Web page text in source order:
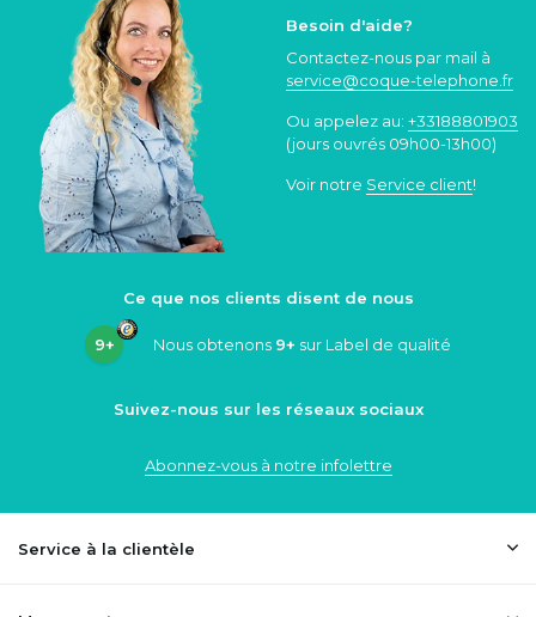
Besoin d'aide?
Contactez-nous par mail à
service@coque-telephone.fr
Ou appelez au: +33188801903
(jours ouvrés 09h00-13h00)
Voir notre Service client!
Ce que nos clients disent de nous
9+ Nous obtenons 9+ sur Label de qualité
Suivez-nous sur les réseaux sociaux
Abonnez-vous à notre infolettre
Service à la clientèle